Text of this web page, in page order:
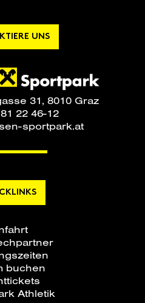
UNS
31, 8010 Graz
22 46-12
sportpark.at
buchen
Athletik